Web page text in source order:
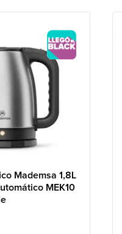
Mademsa 1,8L
MEK10